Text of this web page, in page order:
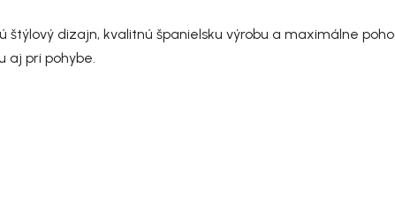
dizajn, kvalitnú španielsku výrobu a maximálne
aj pri pohybe.